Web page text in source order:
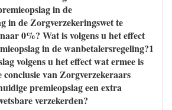
in de
in de Zorgverzekeringswet te
0%? Wat is volgens u het effect
in de wanbetalersregeling?1
volgens u het effect wat ermee is
conclusie van Zorgverzekeraars
premieopslag een extra
verzekerden?